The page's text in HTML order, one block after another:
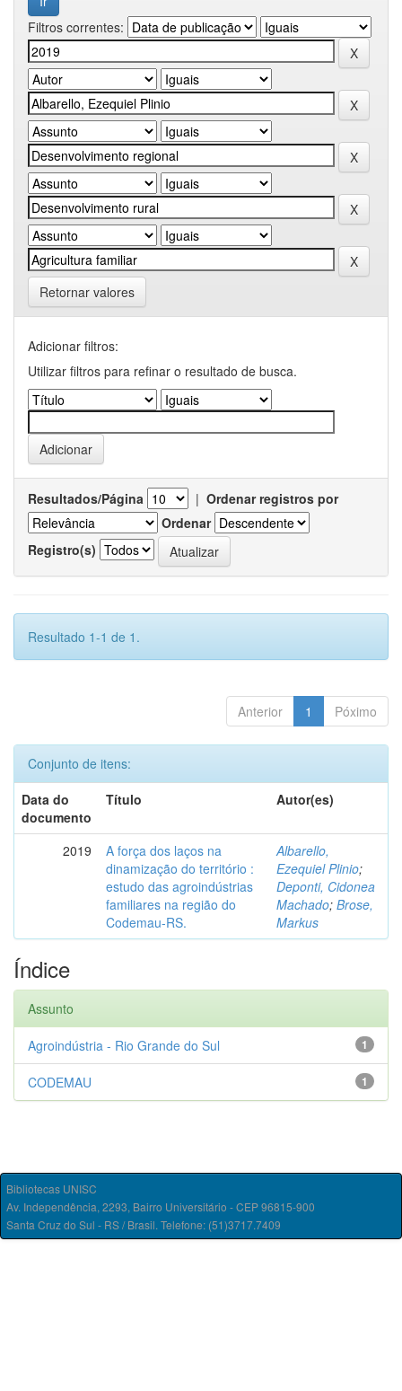
Filtros correntes:
Retornar valores
Adicionar filtros:
Utilizar filtros para refinar o resultado de busca.
Resultados/Página | Ordenar registros por
Ordenar
Registro(s)
Resultado 1-1 de 1.
Anterior 1 Póximo
Conjunto de itens:
Data do
documento
Título Autor(es)
2019
A força dos laços na
dinamização do território :
estudo das agroindústrias
familiares na região do
Codemau-RS.
Albarello,
Ezequiel Plinio;
Deponti, Cidonea
Machado; Brose,
Markus
Índice
Assunto
1
Agroindústria - Rio Grande do Sul
1
CODEMAU
Bibliotecas UNISC
Av. Independência, 2293, Bairro Universitário - CEP 96815-900
Santa Cruz do Sul - RS / Brasil. Telefone: (51)3717.7409